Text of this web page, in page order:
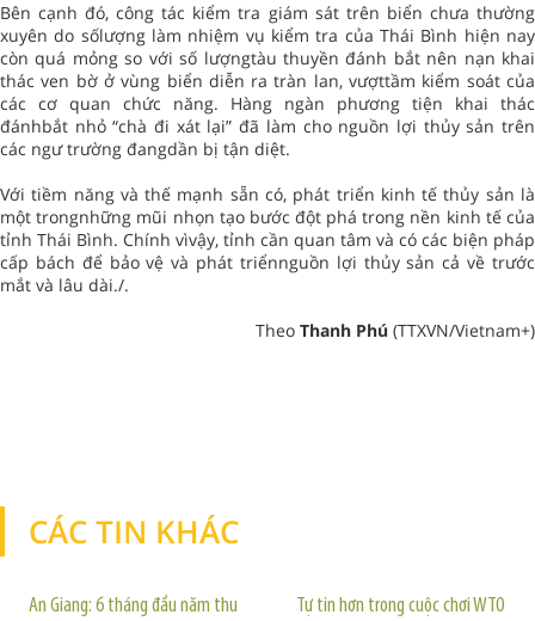
Bên cạnh đó, công tác kiểm tra giám sát trên biển chưa thường
xuyên do sốlượng làm nhiệm vụ kiểm tra của Thái Bình hiện nay
còn quá mỏng so với số lượngtàu thuyền đánh bắt nên nạn khai
thác ven bờ ở vùng biển diễn ra tràn lan, vượttầm kiểm soát của
các cơ quan chức năng. Hàng ngàn phương tiện khai thác
đánhbắt nhỏ “chà đi xát lại” đã làm cho nguồn lợi thủy sản trên
các ngư trường đangdần bị tận diệt.
Với tiềm năng và thế mạnh sẵn có, phát triển kinh tế thủy sản là
một trongnhững mũi nhọn tạo bước đột phá trong nền kinh tế của
tỉnh Thái Bình. Chính vìvậy, tỉnh cần quan tâm và có các biện pháp
cấp bách để bảo vệ và phát triểnnguồn lợi thủy sản cả về trước
mắt và lâu dài./.
Theo Thanh Phú (TTXVN/Vietnam+)
CÁC TIN KHÁC
An Giang: 6 tháng đầu năm thu
Tự tin hơn trong cuộc chơi WTO